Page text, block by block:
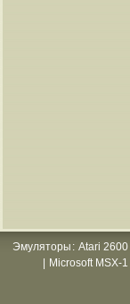
Эмуляторы : Atari 2600
Microsoft MSX-1